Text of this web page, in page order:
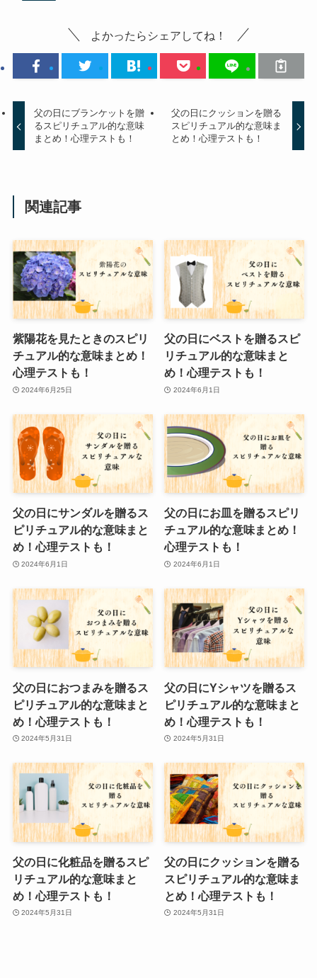
よかったらシェアしてね！
父の日にブランケットを贈
るスピリチュアル的な意味
まとめ！心理テストも！
父の日にクッションを贈る
スピリチュアル的な意味ま
とめ！心理テストも！
関連記事
紫陽花を見たときのスピリ
チュアル的な意味まとめ！
心理テストも！
2024年6月25日
父の日にベストを贈るスピ
リチュアル的な意味まと
め！心理テストも！
2024年6月1日
父の日にサンダルを贈るス
ピリチュアル的な意味まと
め！心理テストも！
2024年6月1日
父の日にお皿を贈るスピリ
チュアル的な意味まとめ！
心理テストも！
2024年6月1日
父の日におつまみを贈るス
ピリチュアル的な意味まと
め！心理テストも！
2024年5月31日
父の日にYシャツを贈るス
ピリチュアル的な意味まと
め！心理テストも！
2024年5月31日
父の日に化粧品を贈るスピ
リチュアル的な意味まと
め！心理テストも！
2024年5月31日
父の日にクッションを贈る
スピリチュアル的な意味ま
とめ！心理テストも！
2024年5月31日